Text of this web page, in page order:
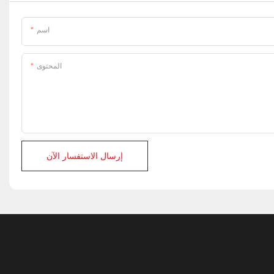
اسم
المحتوى
إرسال الاستفسار الآن